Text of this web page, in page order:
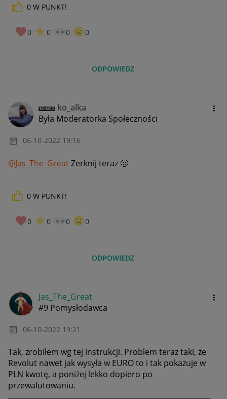
0 W PUNKT!
0 0 0 0
ODPOWIEDZ
ko_alka
Była Moderatorka Społeczności
‎06-10-2022 19:16
@Jas_The_GreatZerknij teraz 🙂
0 W PUNKT!
0 0 0 0
ODPOWIEDZ
Jas_The_Great
#9 Pomysłodawca
‎06-10-2022 19:21
Tak, zrobiłem wg tej instrukcji. Problem teraz taki, że
Revolut nawet jak wysyła w EURO to i tak pokazuje w
PLN kwotę, a poniżej lekko dopiero po
przewalutowaniu.